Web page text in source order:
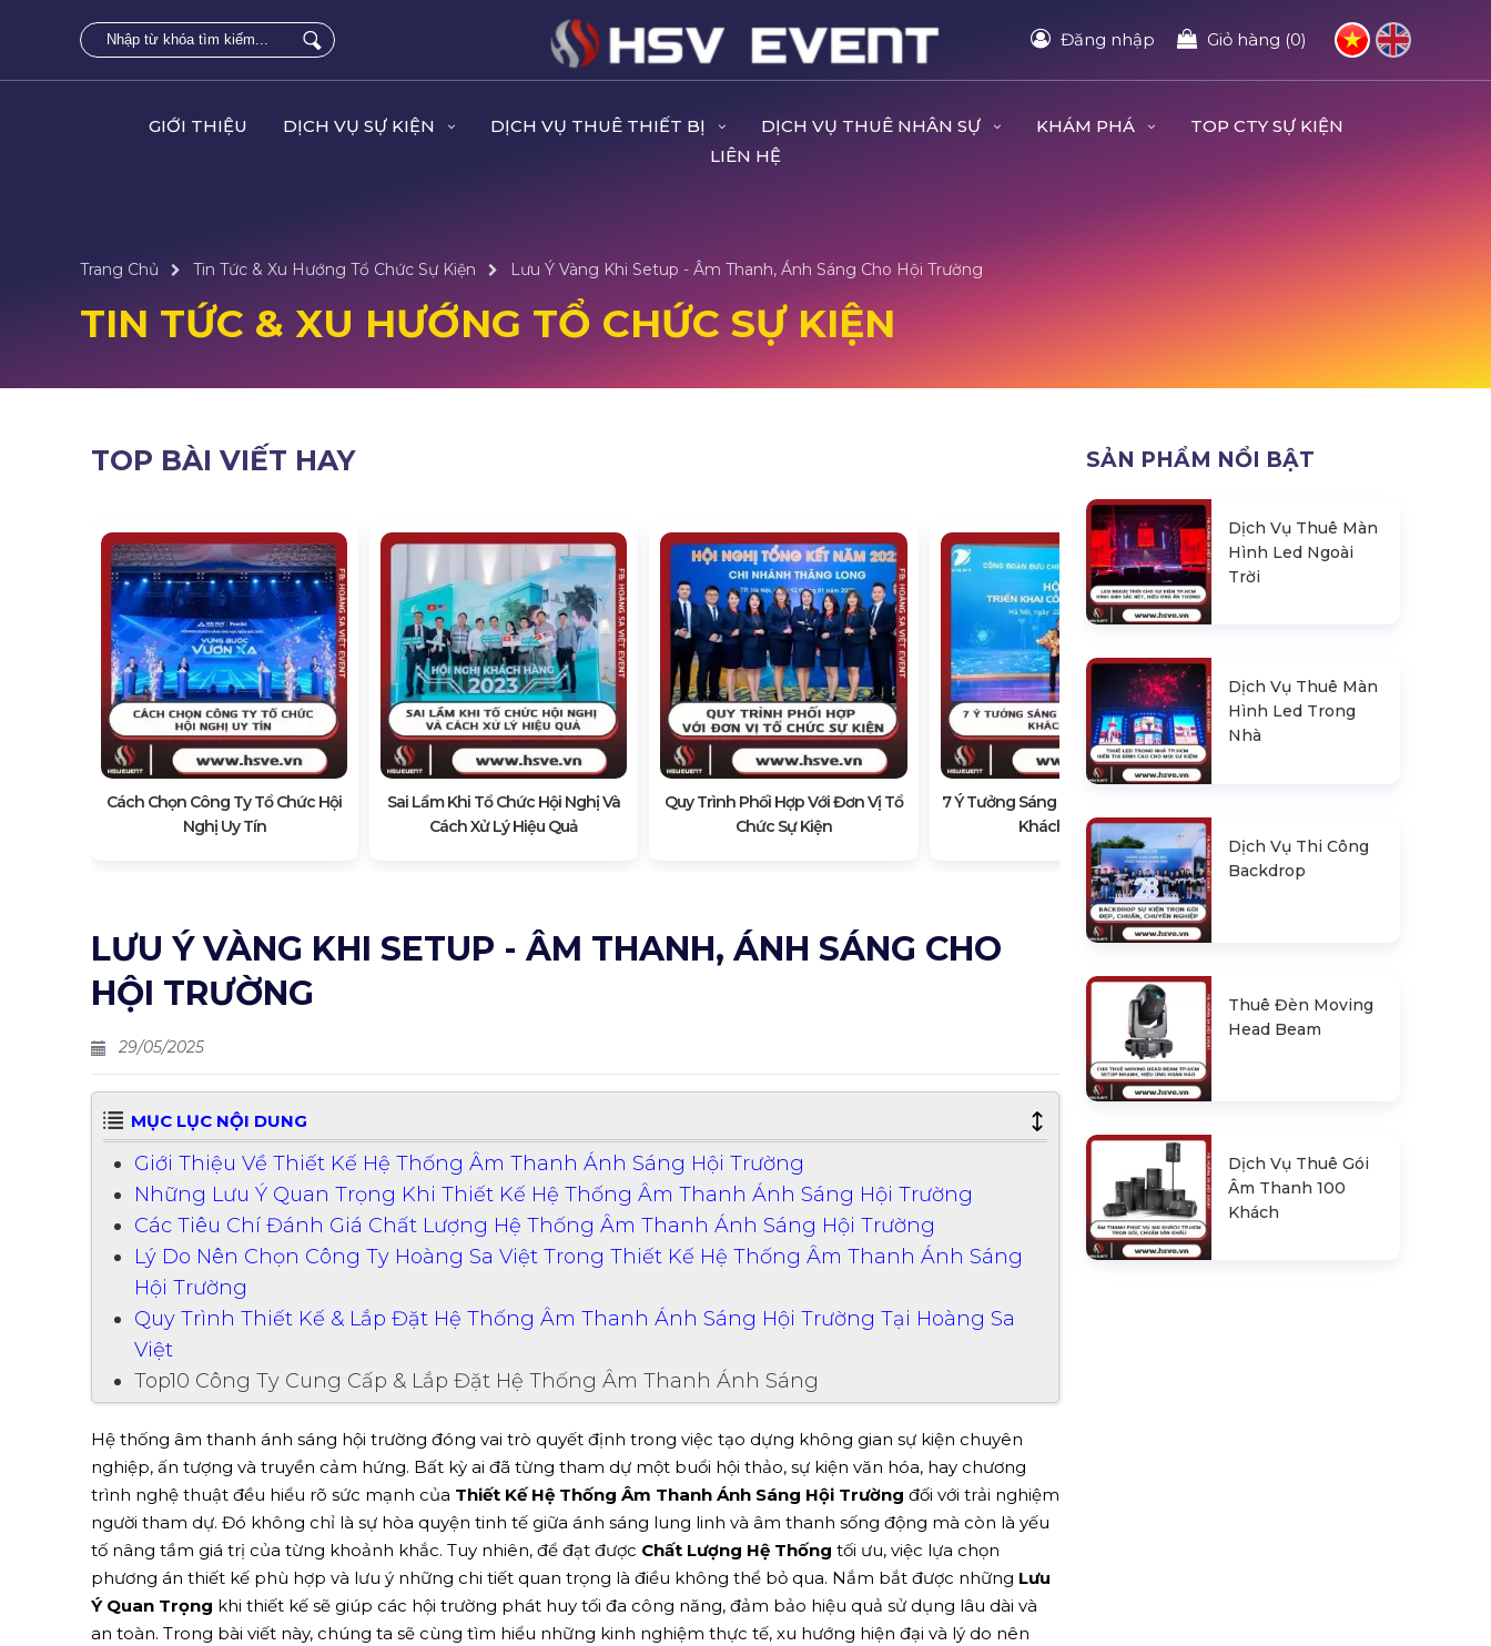
Đăng nhập Giỏ hàng (0)
GIỚI THIỆU DỊCH VỤ SỰ KIỆN DỊCH VỤ THUÊ THIẾT BỊ DỊCH VỤ THUÊ NHÂN SỰ KHÁM PHÁ
TOP CTY SỰ KIỆN
LIÊN HỆ
Trang Chủ Tin Tức & Xu Hướng Tổ Chức Sự Kiện Lưu Ý Vàng Khi Setup - Âm Thanh, Ánh Sáng Cho Hội Trường
TIN TỨC & XU HƯỚNG TỔ CHỨC SỰ KIỆN
TOP BÀI VIẾT HAY
Cách Chọn Công Ty Tổ Chức Hội
Nghị Uy Tín
Sai Lầm Khi Tổ Chức Hội Nghị Và
Cách Xử Lý Hiệu Quả
Quy Trình Phối Hợp Với Đơn Vị Tổ
Chức Sự Kiện
7 Ý Tưởng Sáng Tạo Cho Hội Nghị
Khách Hàng
Cách Chọn Công Ty Tổ Chức Hội
LƯU Ý VÀNG KHI SETUP - ÂM THANH, ÁNH SÁNG CHO
HỘI TRƯỜNG
29/05/2025
MỤC LỤC NỘI DUNG
Giới Thiệu Về Thiết Kế Hệ Thống Âm Thanh Ánh Sáng Hội Trường
Những Lưu Ý Quan Trọng Khi Thiết Kế Hệ Thống Âm Thanh Ánh Sáng Hội Trường
Các Tiêu Chí Đánh Giá Chất Lượng Hệ Thống Âm Thanh Ánh Sáng Hội Trường
Lý Do Nên Chọn Công Ty Hoàng Sa Việt Trong Thiết Kế Hệ Thống Âm Thanh Ánh Sáng
Hội Trường
Quy Trình Thiết Kế & Lắp Đặt Hệ Thống Âm Thanh Ánh Sáng Hội Trường Tại Hoàng Sa
Việt
Top10 Công Ty Cung Cấp & Lắp Đặt Hệ Thống Âm Thanh Ánh Sáng
Hệ thống âm thanh ánh sáng hội trường đóng vai trò quyết định trong việc tạo dựng không gian sự kiện chuyên
nghiệp, ấn tượng và truyền cảm hứng. Bất kỳ ai đã từng tham dự một buổi hội thảo, sự kiện văn hóa, hay chương
trình nghệ thuật đều hiểu rõ sức mạnh của Thiết Kế Hệ Thống Âm Thanh Ánh Sáng Hội Trường đối với trải nghiệm
người tham dự. Đó không chỉ là sự hòa quyện tinh tế giữa ánh sáng lung linh và âm thanh sống động mà còn là yếu
tố nâng tầm giá trị của từng khoảnh khắc. Tuy nhiên, để đạt được Chất Lượng Hệ Thống tối ưu, việc lựa chọn
phương án thiết kế phù hợp và lưu ý những chi tiết quan trọng là điều không thể bỏ qua. Nắm bắt được những Lưu
Ý Quan Trọng khi thiết kế sẽ giúp các hội trường phát huy tối đa công năng, đảm bảo hiệu quả sử dụng lâu dài và
an toàn. Trong bài viết này, chúng ta sẽ cùng tìm hiểu những kinh nghiệm thực tế, xu hướng hiện đại và lý do nên
SẢN PHẨM NỔI BẬT
Dịch Vụ Thuê Màn
Hình Led Ngoài
Trời
Dịch Vụ Thuê Màn
Hình Led Trong
Nhà
Dịch Vụ Thi Công
Backdrop
Thuê Đèn Moving
Head Beam
Dịch Vụ Thuê Gói
Âm Thanh 100
Khách